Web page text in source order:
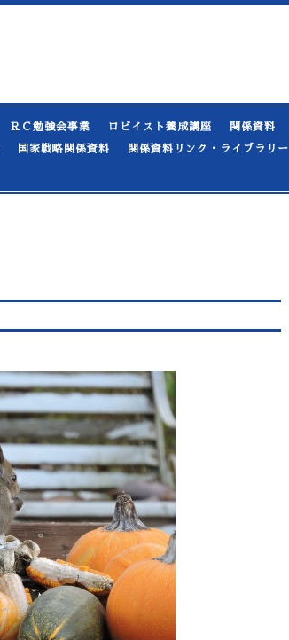
ＲＣ勉強会事業 ロビイスト養成講座 関係資料
国家戦略関係資料 関係資料リンク・ライブラリー